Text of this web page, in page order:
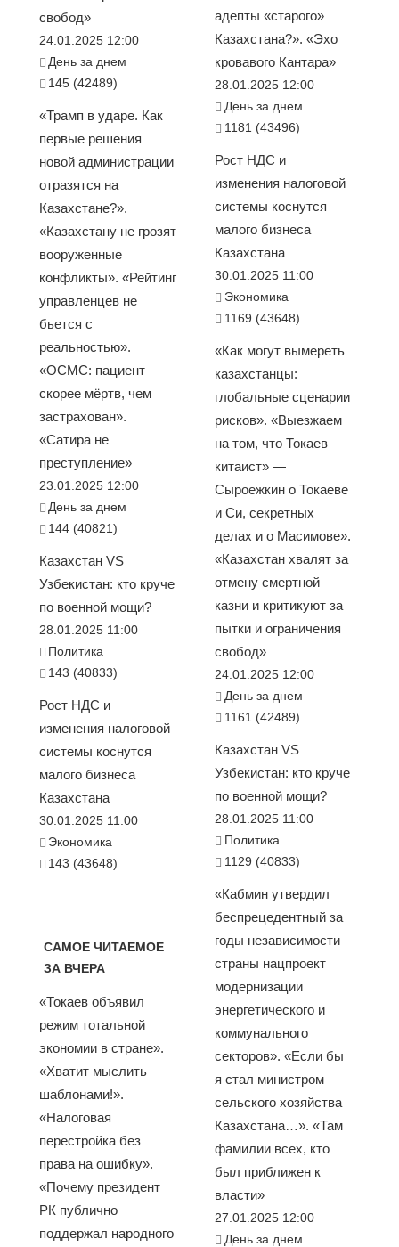
свобод»
24.01.2025 12:00
День за днем
145 (42489)
«Трамп в ударе. Как
первые решения
новой администрации
отразятся на
Казахстане?».
«Казахстану не грозят
вооруженные
конфликты». «Рейтинг
управленцев не
бьется с
реальностью».
«ОСМС: пациент
скорее мёртв, чем
застрахован».
«Сатира не
преступление»
23.01.2025 12:00
День за днем
144 (40821)
Казахстан VS
Узбекистан: кто круче
по военной мощи?
28.01.2025 11:00
Политика
143 (40833)
Рост НДС и
изменения налоговой
системы коснутся
малого бизнеса
Казахстана
30.01.2025 11:00
Экономика
143 (43648)
САМОЕ ЧИТАЕМОЕ
ЗА ВЧЕРА
«Токаев объявил
режим тотальной
экономии в стране».
«Хватит мыслить
шаблонами!».
«Налоговая
перестройка без
права на ошибку».
«Почему президент
РК публично
поддержал народного
адепты «старого»
Казахстана?». «Эхо
кровавого Кантара»
28.01.2025 12:00
День за днем
1181 (43496)
Рост НДС и
изменения налоговой
системы коснутся
малого бизнеса
Казахстана
30.01.2025 11:00
Экономика
1169 (43648)
«Как могут вымереть
казахстанцы:
глобальные сценарии
рисков». «Выезжаем
на том, что Токаев —
китаист» —
Сыроежкин о Токаеве
и Си, секретных
делах и о Масимове».
«Казахстан хвалят за
отмену смертной
казни и критикуют за
пытки и ограничения
свобод»
24.01.2025 12:00
День за днем
1161 (42489)
Казахстан VS
Узбекистан: кто круче
по военной мощи?
28.01.2025 11:00
Политика
1129 (40833)
«Кабмин утвердил
беспрецедентный за
годы независимости
страны нацпроект
модернизации
энергетического и
коммунального
секторов». «Если бы
я стал министром
сельского хозяйства
Казахстана…». «Там
фамилии всех, кто
был приближен к
власти»
27.01.2025 12:00
День за днем